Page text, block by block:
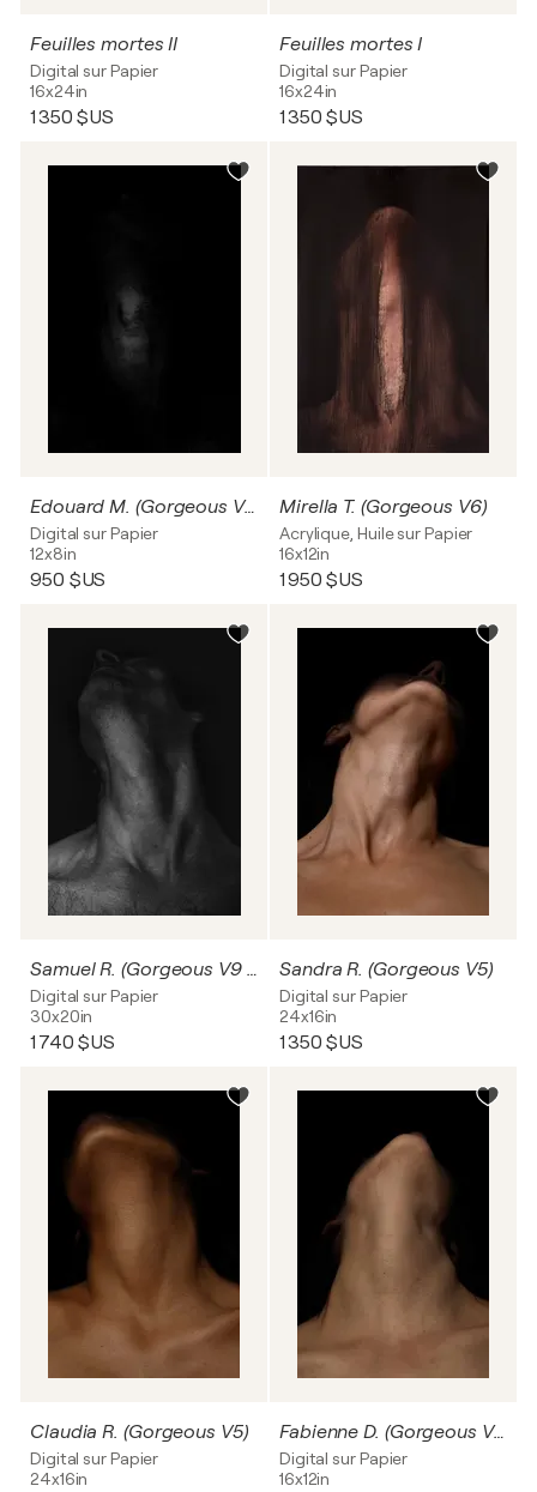
Feuilles mortes II
Digital sur Papier
16x24in
1 350 $US
Feuilles mortes I
Digital sur Papier
16x24in
1 350 $US
Edouard M. (Gorgeous V9 ‘Venus’)
Digital sur Papier
12x8in
950 $US
Mirella T. (Gorgeous V6)
Acrylique, Huile sur Papier
16x12in
1 950 $US
Samuel R. (Gorgeous V9 ‘Venus’)
Digital sur Papier
30x20in
1 740 $US
Sandra R. (Gorgeous V5)
Digital sur Papier
24x16in
1 350 $US
Claudia R. (Gorgeous V5)
Digital sur Papier
24x16in
Fabienne D. (Gorgeous V5)
Digital sur Papier
16x12in